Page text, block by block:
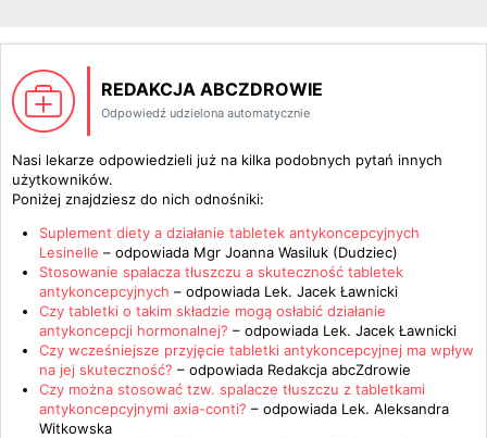
REDAKCJA ABCZDROWIE
Odpowiedź udzielona automatycznie
Nasi lekarze odpowiedzieli już na kilka podobnych pytań innych
użytkowników.
Poniżej znajdziesz do nich odnośniki:
Suplement diety a działanie tabletek antykoncepcyjnych
Lesinelle – odpowiada Mgr Joanna Wasiluk (Dudziec)
Stosowanie spalacza tłuszczu a skuteczność tabletek
antykoncepcyjnych – odpowiada Lek. Jacek Ławnicki
Czy tabletki o takim składzie mogą osłabić działanie
antykoncepcji hormonalnej? – odpowiada Lek. Jacek Ławnicki
Czy wcześniejsze przyjęcie tabletki antykoncepcyjnej ma wpływ
na jej skuteczność? – odpowiada Redakcja abcZdrowie
Czy można stosować tzw. spalacze tłuszczu z tabletkami
antykoncepcyjnymi axia-conti? – odpowiada Lek. Aleksandra
Witkowska